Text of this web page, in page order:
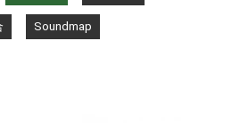
Soundmap